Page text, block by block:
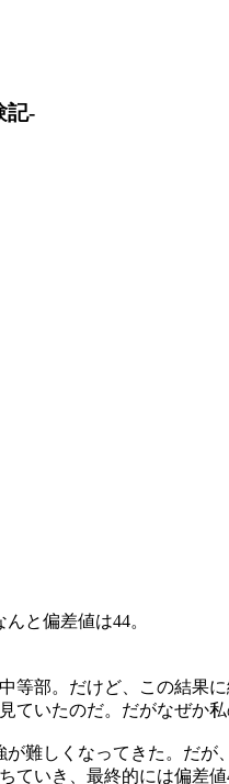
と偏差値は44。
等部。だけど、この結果
ていたのだ。だがなぜか
難しくなってきた。だ
ていき、最終的には偏差